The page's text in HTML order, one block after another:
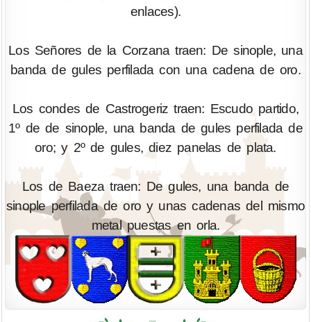
enlaces).
Los Señores de la Corzana traen: De sinople, una
banda de gules perfilada con una cadena de oro.
Los condes de Castrogeriz traen: Escudo partido,
1º de de sinople, una banda de gules perfilada de
oro; y 2º de gules, diez panelas de plata.
Los de Baeza traen: De gules, una banda de
sinople perfilada de oro y unas cadenas del mismo
metal puestas en orla.